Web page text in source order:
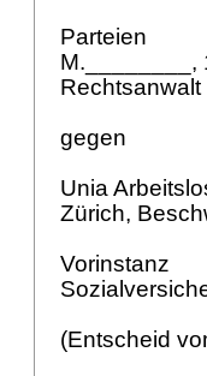
Parteien
M.________,
gegen
Unia
Zürich,
Vorinstanz
(Entscheid